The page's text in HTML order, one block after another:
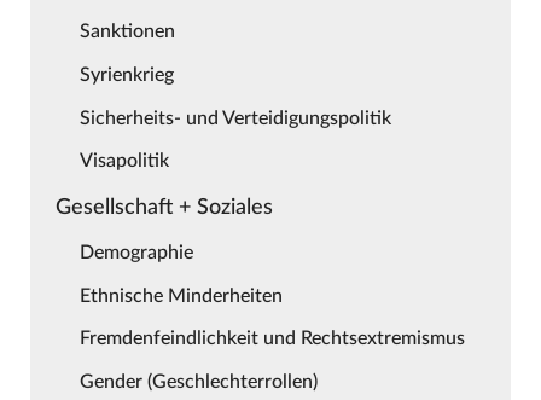
Sanktionen
Syrienkrieg
Sicherheits- und Verteidigungspolitik
Visapolitik
Gesellschaft + Soziales
Demographie
Ethnische Minderheiten
Fremdenfeindlichkeit und Rechtsextremismus
Gender (Geschlechterrollen)